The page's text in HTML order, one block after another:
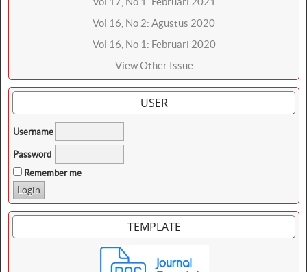
Vol 16, No 2: Agustus 2020
Vol 16, No 1: Februari 2020
View Other Issue
USER
Username
Password
Remember me
TEMPLATE